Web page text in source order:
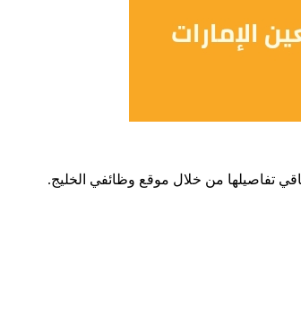
تفاصيلها من خلال موقع وظائفي الخليج.